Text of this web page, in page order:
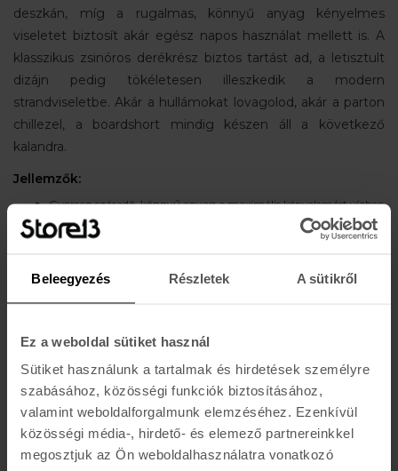
Beleegyezés Részletek A sütikről
Ez a weboldal sütiket használ
Sütiket használunk a tartalmak és hirdetések személyre
szabásához, közösségi funkciók biztosításához,
valamint weboldalforgalmunk elemzéséhez. Ezenkívül
közösségi média-, hirdető- és elemező partnereinkkel
megosztjuk az Ön weboldalhasználatra vonatkozó
deszkán, míg a rugalmas, könnyű anyag kényelmes
viseletet biztosít akár egész napos használat mellett is. A
klasszikus zsinóros derékrész biztos tartást ad, a letisztult
dizájn pedig tökéletesen illeszkedik a modern
strandviseletbe. Akár a hullámokat lovagolod, akár a parton
chillezel, a boardshort mindig készen áll a következő
kalandra.
Jellemzők:
Gyorsan száradó, könnyű anyag a maximális kényelemért vízben
és parton
Rugalmas, 2 vagy 4 irányú stretch konstrukció a
Hosszabb szárú szabás a comb védelme és a klasszikus szörfstílus
Tépőzáras vagy cipzáras oldalzseb apróbb értékek tárolására
Ideális szörfözéshez, strandoláshoz, vízi sportokhoz és nyári
napokhoz